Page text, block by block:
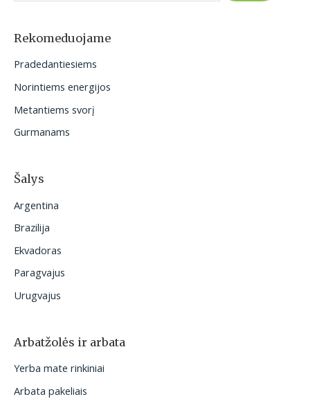
o
:
Rekomeduojame
Pradedantiesiems
Norintiems energijos
Metantiems svorį
Gurmanams
Šalys
Argentina
Brazilija
Ekvadoras
Paragvajus
Urugvajus
Arbatžolės ir arbata
Yerba mate rinkiniai
Arbata pakeliais